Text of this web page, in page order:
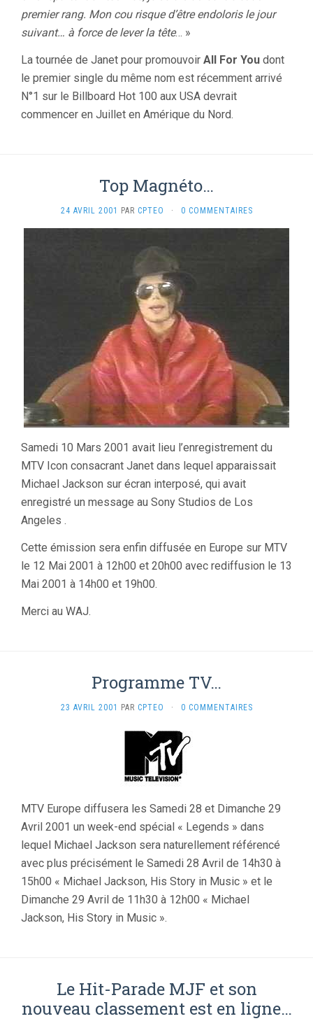
premier rang. Mon cou risque d’être endoloris le jour
suivant… à force de lever la tête… »
La tournée de Janet pour promouvoir All For You dont
le premier single du même nom est récemment arrivé
N°1 sur le Billboard Hot 100 aux USA devrait
commencer en Juillet en Amérique du Nord.
Top Magnéto…
24 AVRIL 2001 PAR CPTEO · 0 COMMENTAIRES
Samedi 10 Mars 2001 avait lieu l’enregistrement du
MTV Icon consacrant Janet dans lequel apparaissait
Michael Jackson sur écran interposé, qui avait
enregistré un message au Sony Studios de Los
Angeles .
Cette émission sera enfin diffusée en Europe sur MTV
le 12 Mai 2001 à 12h00 et 20h00 avec rediffusion le 13
Mai 2001 à 14h00 et 19h00.
Merci au WAJ.
Programme TV…
23 AVRIL 2001 PAR CPTEO · 0 COMMENTAIRES
MTV Europe diffusera les Samedi 28 et Dimanche 29
Avril 2001 un week-end spécial « Legends » dans
lequel Michael Jackson sera naturellement référencé
avec plus précisément le Samedi 28 Avril de 14h30 à
15h00 « Michael Jackson, His Story in Music » et le
Dimanche 29 Avril de 11h30 à 12h00 « Michael
Jackson, His Story in Music ».
Le Hit-Parade MJF et son
nouveau classement est en ligne…